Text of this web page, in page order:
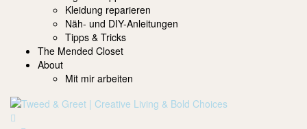
Kleidung reparieren
Näh- und DIY-Anleitungen
Tipps & Tricks
The Mended Closet
About
Mit mir arbeiten